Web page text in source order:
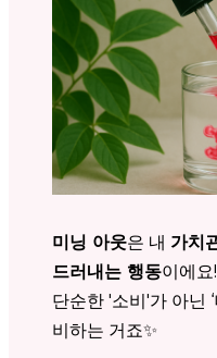
미닝 아웃은 내 가치
드러내는 행동이에요!
단순한 '소비'가 아닌
비하는 거죠✨